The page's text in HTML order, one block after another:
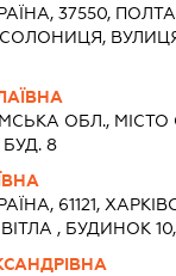
37550,
ОБЛ., МІСТО
8
61121,
, БУДИНОК